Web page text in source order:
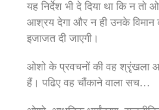
यह निर्देश भी दे दिया था कि न तो
आश्रय देगा और न ही उनके विमान
इजाजत दी जाएगी।
ओशो के प्रवचनों की वह श्रृंखला
हैं। पढिए वह चौंकाने वाला सच…